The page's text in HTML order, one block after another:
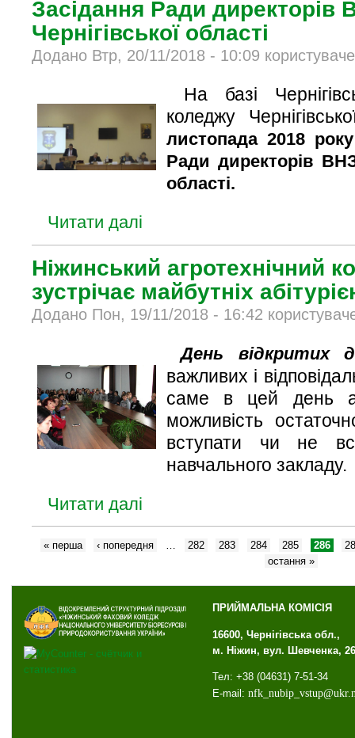
Засідання Ради директорів
Чернігівської області
Додано Втр, 20/11/2018 - 10:09
На базі
коледжу
листопада 2018
Ради директорів ВНЗ
області.
Читати далі
Ніжинський агротехнічний
зустрічає майбутніх
Додано Пон, 19/11/2018 - 16:42
День відкритих
важливих і
саме в цей день
можливість
вступати чи не
навчального закладу.
Читати далі
« перша ‹ попередня 282 283 284 285 286
остання »
ПРИЙМАЛЬНА КОМІСІЯ
16600, Чернігівська обл.,
м. Ніжин, вул. Шевченка, 26
Тел: +38 (04631) 7-51-34
E-mail: nfk_ nubip_ vstup@ukr.